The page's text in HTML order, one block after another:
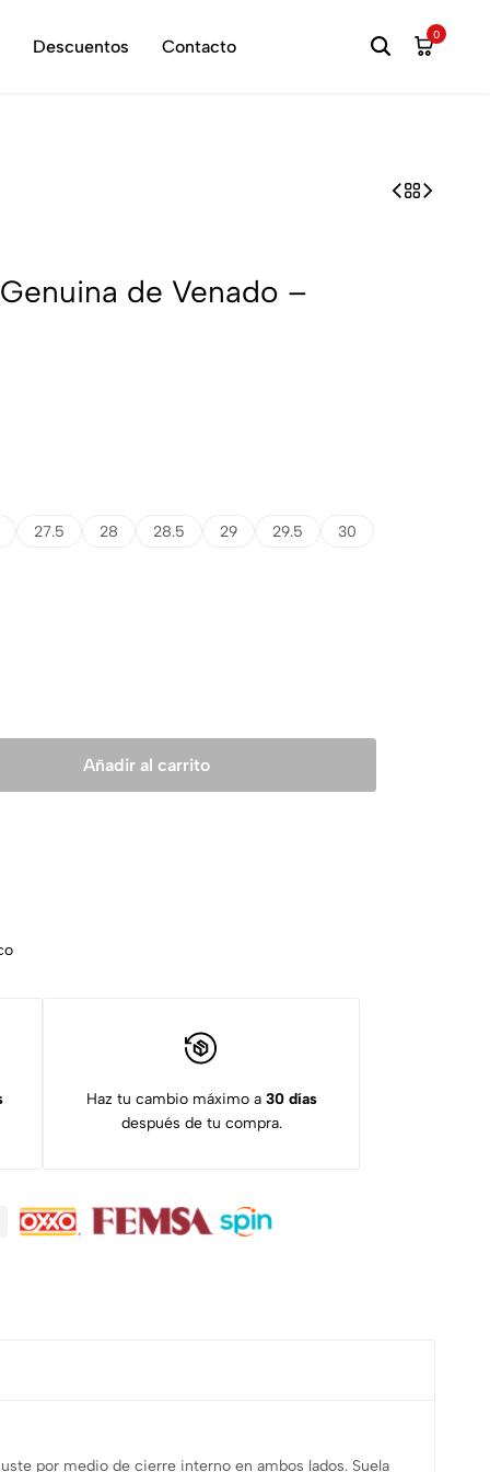
Descuentos Contacto
0
de Venado –
27.5 28 28.5 29 29.5 30
Añadir al carrito
Haz tu cambio máximo a 30 días
después de tu compra.
por medio de cierre interno en ambos lados. Suela